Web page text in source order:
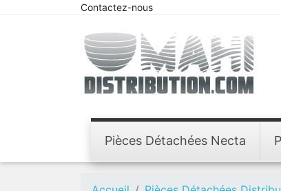
Contactez-nous
Pièces Détachées Necta